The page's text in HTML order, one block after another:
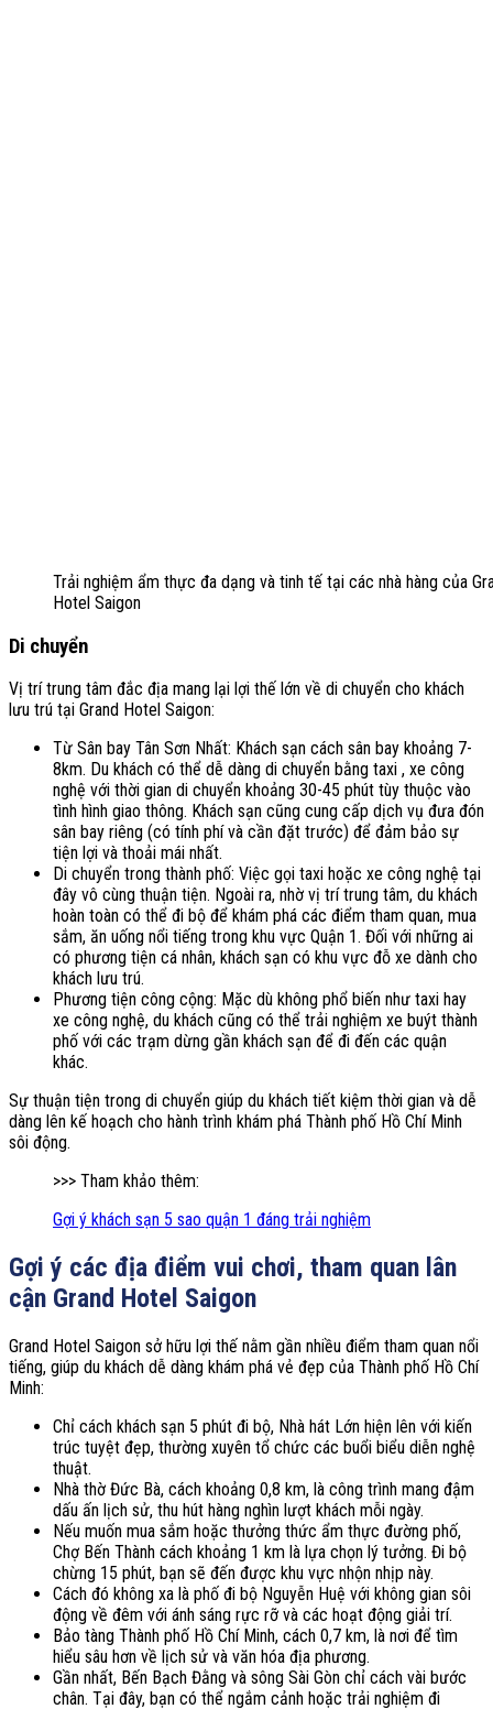
Trải nghiệm ẩm thực đa dạng và tinh tế tại các nhà hàng của
Hotel Saigon
Di chuyển
Vị trí trung tâm đắc địa mang lại lợi thế lớn về di chuyển cho khách
lưu trú tại Grand Hotel Saigon:
Từ Sân bay Tân Sơn Nhất: Khách sạn cách sân bay khoảng 7-
8km. Du khách có thể dễ dàng di chuyển bằng taxi , xe công
nghệ với thời gian di chuyển khoảng 30-45 phút tùy thuộc vào
tình hình giao thông. Khách sạn cũng cung cấp dịch vụ đưa đón
sân bay riêng (có tính phí và cần đặt trước) để đảm bảo sự
tiện lợi và thoải mái nhất.
Di chuyển trong thành phố: Việc gọi taxi hoặc xe công nghệ tại
đây vô cùng thuận tiện. Ngoài ra, nhờ vị trí trung tâm, du khách
hoàn toàn có thể đi bộ để khám phá các điểm tham quan, mua
sắm, ăn uống nổi tiếng trong khu vực Quận 1. Đối với những ai
có phương tiện cá nhân, khách sạn có khu vực đỗ xe dành cho
khách lưu trú.
Phương tiện công cộng: Mặc dù không phổ biến như taxi hay
xe công nghệ, du khách cũng có thể trải nghiệm xe buýt thành
phố với các trạm dừng gần khách sạn để đi đến các quận
khác.
Sự thuận tiện trong di chuyển giúp du khách tiết kiệm thời gian và dễ
dàng lên kế hoạch cho hành trình khám phá Thành phố Hồ Chí Minh
sôi động.
>>> Tham khảo thêm:
Gợi ý khách sạn 5 sao quận 1 đáng trải nghiệm
Gợi ý các địa điểm vui chơi, tham quan lân
cận Grand Hotel Saigon
Grand Hotel Saigon sở hữu lợi thế nằm gần nhiều điểm tham quan nổi
tiếng, giúp du khách dễ dàng khám phá vẻ đẹp của Thành phố Hồ Chí
Minh:
Chỉ cách khách sạn 5 phút đi bộ, Nhà hát Lớn hiện lên với kiến
trúc tuyệt đẹp, thường xuyên tổ chức các buổi biểu diễn nghệ
thuật.
Nhà thờ Đức Bà, cách khoảng 0,8 km, là công trình mang đậm
dấu ấn lịch sử, thu hút hàng nghìn lượt khách mỗi ngày.
Nếu muốn mua sắm hoặc thưởng thức ẩm thực đường phố,
Chợ Bến Thành cách khoảng 1 km là lựa chọn lý tưởng. Đi bộ
chừng 15 phút, bạn sẽ đến được khu vực nhộn nhịp này.
Cách đó không xa là phố đi bộ Nguyễn Huệ với không gian sôi
động về đêm với ánh sáng rực rỡ và các hoạt động giải trí.
Bảo tàng Thành phố Hồ Chí Minh, cách 0,7 km, là nơi để tìm
hiểu sâu hơn về lịch sử và văn hóa địa phương.
Gần nhất, Bến Bạch Đằng và sông Sài Gòn chỉ cách vài bước
chân. Tại đây, bạn có thể ngắm cảnh hoặc trải nghiệm đi